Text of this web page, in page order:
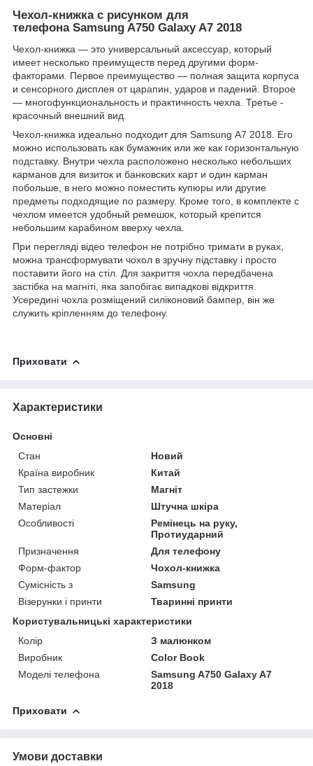
Чехол-книжка с рисунком для
телефона Samsung A750 Galaxy A7 2018
Чехол-книжка ― это универсальный аксессуар, который
имеет несколько преимуществ перед другими форм-
факторами. Первое преимущество ― полная защита корпуса
и сенсорного дисплея от царапин, ударов и падений. Второе
― многофункциональность и практичность чехла. Третье -
красочный внешний вид.
Чехол-книжка идеально подходит для Samsung A7 2018. Его
можно использовать как бумажник или же как горизонтальную
подставку. Внутри чехла расположено несколько небольших
карманов для визиток и банковских карт и один карман
побольше, в него можно поместить купюры или другие
предметы подходящие по размеру. Кроме того, в комплекте с
чехлом имеется удобный ремешок, который крепится
небольшим карабином вверху чехла.
При перегляді відео телефон не потрібно тримати в руках,
можна трансформувати чохол в зручну підставку і просто
поставити його на стіл. Для закриття чохла передбачена
застібка на магніті, яка запобігає випадкові відкриття.
Усередині чохла розміщений силіконовий бампер, він же
служить кріпленням до телефону.
Приховати
Характеристики
Основні
Стан
Новий
Країна виробник
Китай
Тип застежки
Магніт
Матеріал
Штучна шкіра
Особливості
Ремінець на руку,
Протиударний
Призначення
Для телефону
Форм-фактор
Чохол-книжка
Сумісність з
Samsung
Візерунки і принти
Тваринні принти
Користувальницькі характеристики
Колір
З малюнком
Виробник
Color Book
Моделі телефона
Samsung A750 Galaxy A7
2018
Приховати
Умови доставки